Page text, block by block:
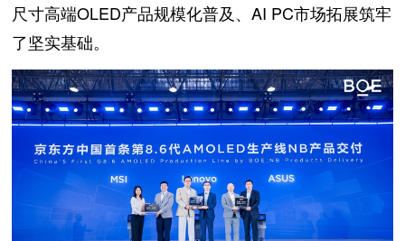
尺寸高端OLED产品规模化普及、AI PC市场拓展筑牢
了坚实基础。